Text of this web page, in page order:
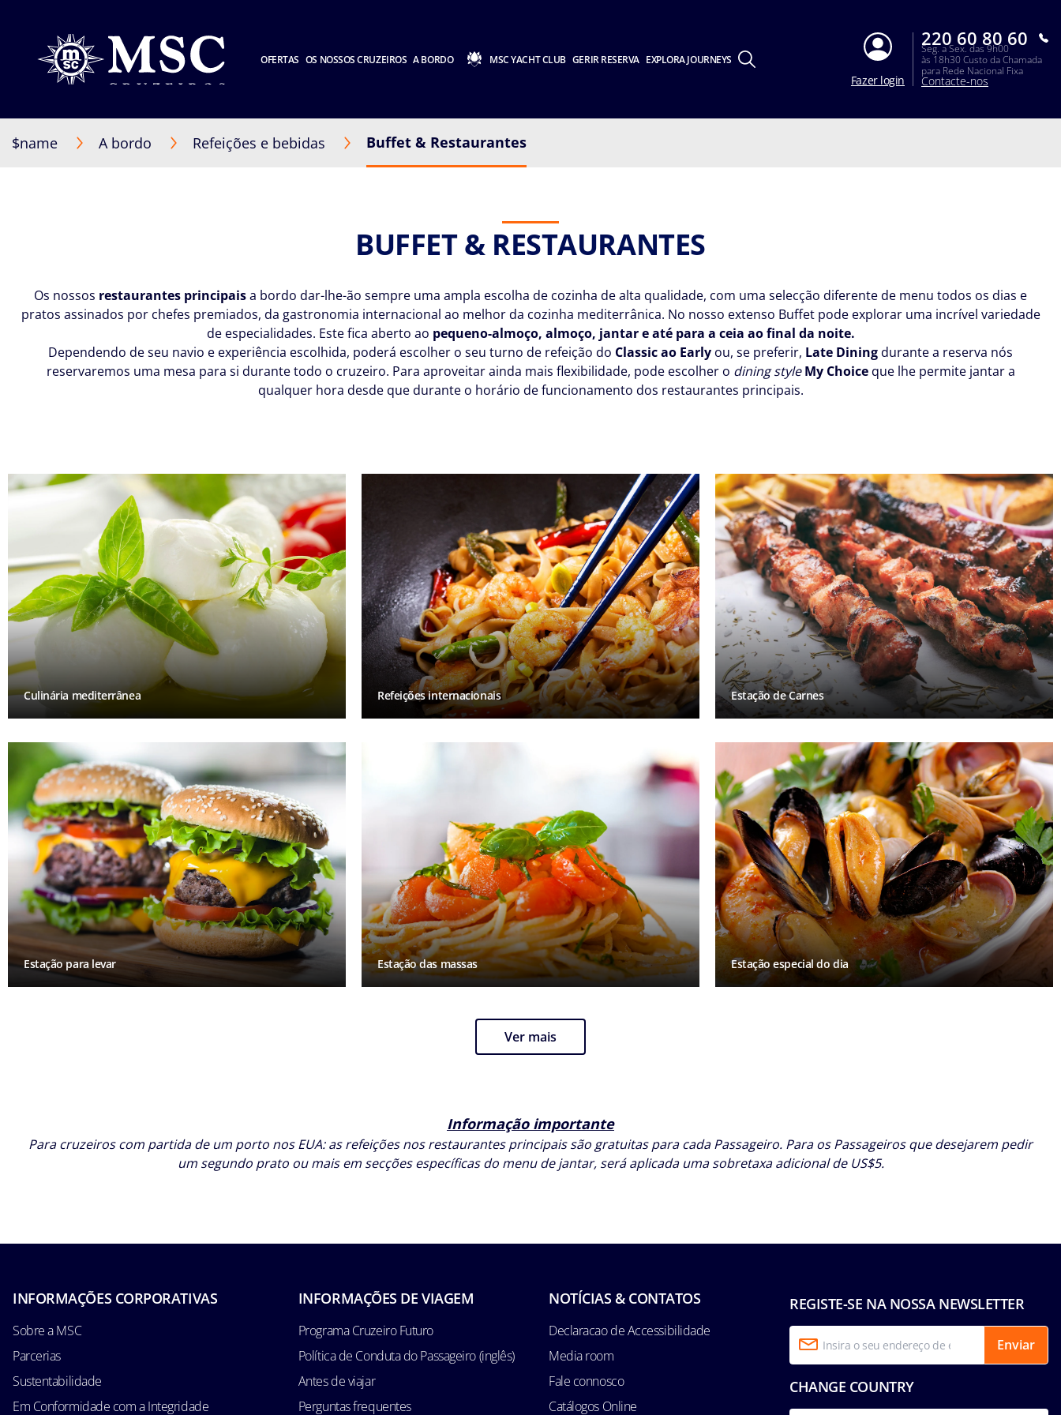
OFERTAS OS NOSSOS CRUZEIROS A BORDO MSC YACHT CLUB GERIR RESERVA EXPLORA JOURNEYS
Fazer login
220 60 80 60
Seg. a Sex. das 9h00
às 18h30 Custo da Chamada
para Rede Nacional Fixa
Contacte-nos
$name A bordo Refeições e bebidas Buffet & Restaurantes
BUFFET & RESTAURANTES
Os nossos restaurantes principaisa bordo dar-lhe-ão sempre uma ampla escolha de cozinha de alta qualidade, com uma selecção diferente de menu todos os dias e
pratos assinados por chefes premiados, da gastronomia internacional ao melhor da cozinha mediterrânica. No nosso extenso Buffet pode explorar uma incrível variedade
de especialidades. Este fica aberto ao pequeno-almoço, almoço, jantar e até para a ceia ao final da noite.
Dependendo de seu navio e experiência escolhida, poderá escolher o seu turno de refeição do Classic ao Early ou, se preferir, Late Diningdurante a reserva nós
reservaremos uma mesa para si durante todo o cruzeiro. Para aproveitar ainda mais flexibilidade, pode escolher o dining style My Choiceque lhe permite jantar a
qualquer hora desde que durante o horário de funcionamento dos restaurantes principais.
Culinária mediterrânea Refeições internacionais Estação de Carnes
Estação para levar Estação das massas Estação especial do dia
Ver mais
Informação importante
Para cruzeiros com partida de um porto nos EUA: as refeições nos restaurantes principais são gratuitas para cada Passageiro. Para os Passageiros que desejarem pedir
um segundo prato ou mais em secções específicas do menu de jantar, será aplicada uma sobretaxa adicional de US$5.
REGISTE-SE NA NOSSA NEWSLETTER
Enviar
CHANGE COUNTRY
INFORMAÇÕES CORPORATIVAS
Sobre a MSC
Parcerias
Sustentabilidade
Em Conformidade com a Integridade
INFORMAÇÕES DE VIAGEM
Programa Cruzeiro Futuro
Política de Conduta do Passageiro (inglês)
Antes de viajar
Perguntas frequentes
NOTÍCIAS & CONTATOS
Declaracao de Accessibilidade
Media room
Fale connosco
Catálogos Online